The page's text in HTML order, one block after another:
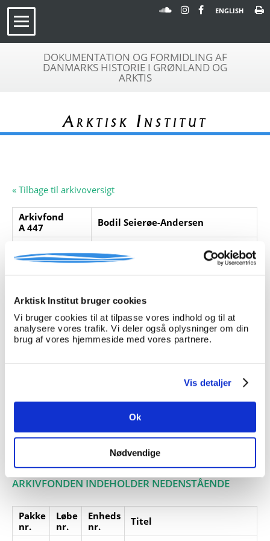
Arktisk Institut bruger cookies
Vi bruger cookies til at tilpasse vores indhold og til at
analysere vores trafik. Vi deler også oplysninger om din
brug af vores hjemmeside med vores partnere.
Vis detaljer
Ok
Nødvendige
ENGLISH
DOKUMENTATION OG FORMIDLING AF
DANMARKS HISTORIE I GRØNLAND OG
ARKTIS
Arktisk Institut
« Tilbage til arkivoversigt
Arkivfond
A 447
Bodil Seierøe-Andersen
korrespondance til og fra hhv. Sdr.
Strømfjord og Narsarsuaq i 1950-
erne.
Giver:
Lisbeth Seierøe Mortensen
Accessionsdato:
Klausuler:
fonde:
Personer:
ARKIVFONDEN INDEHOLDER NEDENSTÅENDE
Pakke
nr.
Løbe
nr.
Enheds
nr.
Titel